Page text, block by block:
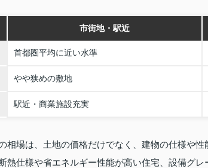
市街地・駅近
首都圏平均に近い水準
やや狭めの敷地
駅近・商業施設充実
相場は、土地の価格だけでなく、建物の仕様や性
熱仕様や省エネルギー性能が高い住宅、設備グ